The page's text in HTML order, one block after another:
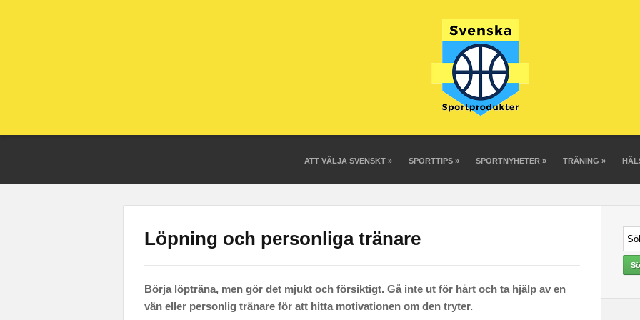
ATT VÄLJA SVENSKT » SPORTTIPS » SPORTNYHETER » TRÄNING »
Löpning och personliga tränare
Börja löpträna, men gör det mjukt och försiktigt. Gå inte ut för hårt och ta hjälp av en
vän eller personlig tränare för att hitta motivationen om den tryter.